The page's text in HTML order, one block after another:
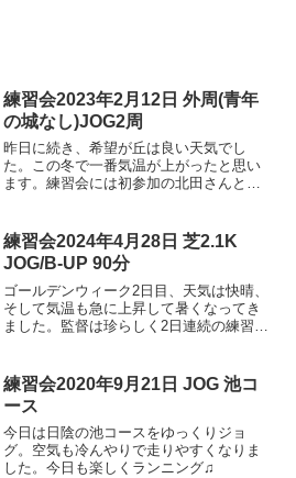
練習会2023年2月12日 外周(青年
の城なし)JOG2周
昨日に続き、希望が丘は良い天気でし
た。この冬で一番気温が上がったと思い
ます。練習会には初参加の北田さんと久
前には、メンバーの緊急連絡先をクラブ
に届け出ていただくことの必...
練習会2024年4月28日 芝2.1K
JOG/B-UP 90分
ゴールデンウィーク2日目、天気は快晴、
そして気温も急に上昇して暑くなってき
ました。監督は珍らしく2日連続の練習会
の大学時代のクラスメイトである山本拓
央（たくお）さんが京...
練習会2020年9月21日 JOG 池コ
ース
今日は日陰の池コースをゆっくりジョ
グ。空気も冷んやりで走りやすくなりま
した。今日も楽しくランニング♫